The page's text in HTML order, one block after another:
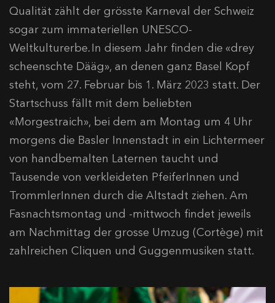
Qualität zählt der grösste Karneval der Schweiz
sogar zum immateriellen UNESCO-
Weltkulturerbe. In diesem Jahr finden die «drey
scheenschte Dääg», an denen ganz Basel Kopf
steht, vom 27. Februar bis 1. März 2023 statt. Der
Startschuss fällt mit dem beliebten
«Morgestraich», bei dem am Montag um 4 Uhr
morgens die Basler Innenstadt in ein Lichtermeer
von handbemalten Laternen taucht und
Tausende von verkleideten PfeiferInnen und
TrommlerInnen durch die Altstadt ziehen. Am
Fasnachtsmontag und -mittwoch findet jeweils
am Nachmittag der grosse Umzug (Cortège) mit
zahlreichen Cliquen und Guggenmusiken statt.